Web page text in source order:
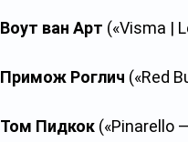
Воут ван Арт («Visma |
Примож Роглич («Red
Том Пидкок («Pinarello